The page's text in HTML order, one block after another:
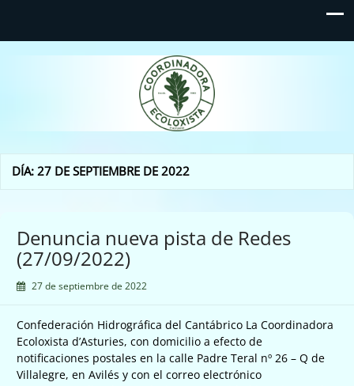
Coordinadora Ecoloxista
d'Asturies
DÍA:27 DE SEPTIEMBRE DE 2022
Denuncia nueva pista de Redes
(27/09/2022)
27 de septiembre de 2022
Confederación Hidrográfica del Cantábrico La Coordinadora
Ecoloxista d’Asturies, con domicilio a efecto de
notificaciones postales en la calle Padre Teral nº 26 – Q de
Villalegre, en Avilés y con el correo electrónico